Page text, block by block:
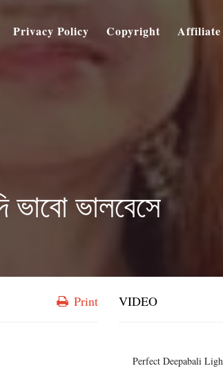
Privacy Policy Copyright Affiliate
ভালবেসে
Print VIDEO
Perfect Deepabali